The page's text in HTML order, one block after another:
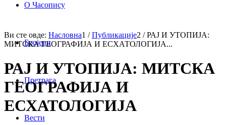
О Часопису
Бројеви
Претрага
Вести
Ви сте овде: Насловна1 / Публикације2 / РАЈ И УТОПИЈА:
МИТСКА ГЕОГРАФИЈА И ЕСХАТОЛОГИЈА...
РАЈ И УТОПИЈА: МИТСКА
ГЕОГРАФИЈА И
ЕСХАТОЛОГИЈА